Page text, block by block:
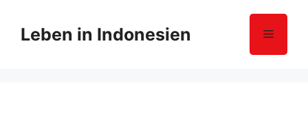
Leben in Indonesien Menü